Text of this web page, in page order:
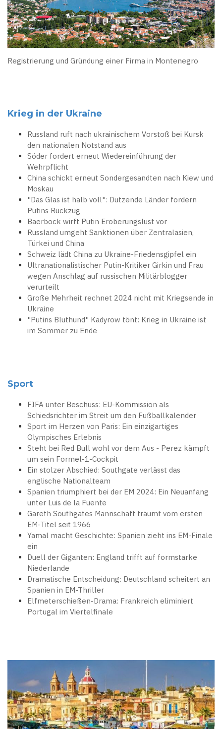
Registrierung und Gründung einer Firma in Montenegro
Krieg in der Ukraine
Russland ruft nach ukrainischem Vorstoß bei Kursk
den nationalen Notstand aus
Söder fordert erneut Wiedereinführung der
Wehrpflicht
China schickt erneut Sondergesandten nach Kiew und
Moskau
"Das Glas ist halb voll": Dutzende Länder fordern
Putins Rückzug
Baerbock wirft Putin Eroberungslust vor
Russland umgeht Sanktionen über Zentralasien,
Türkei und China
Schweiz lädt China zu Ukraine-Friedensgipfel ein
Ultranationalistischer Putin-Kritiker Girkin und Frau
wegen Anschlag auf russischen Militärblogger
verurteilt
Große Mehrheit rechnet 2024 nicht mit Kriegsende in
Ukraine
"Putins Bluthund" Kadyrow tönt: Krieg in Ukraine ist
im Sommer zu Ende
Sport
FIFA unter Beschuss: EU-Kommission als
Schiedsrichter im Streit um den Fußballkalender
Sport im Herzen von Paris: Ein einzigartiges
Olympisches Erlebnis
Steht bei Red Bull wohl vor dem Aus - Perez kämpft
um sein Formel-1-Cockpit
Ein stolzer Abschied: Southgate verlässt das
englische Nationalteam
Spanien triumphiert bei der EM 2024: Ein Neuanfang
unter Luis de la Fuente
Gareth Southgates Mannschaft träumt vom ersten
EM-Titel seit 1966
Yamal macht Geschichte: Spanien zieht ins EM-Finale
ein
Duell der Giganten: England trifft auf formstarke
Niederlande
Dramatische Entscheidung: Deutschland scheitert an
Spanien in EM-Thriller
Elfmeterschießen-Drama: Frankreich eliminiert
Portugal im Viertelfinale